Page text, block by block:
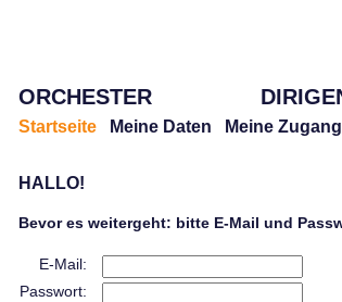
ORCHESTER
Startseite Meine Daten Meine
HALLO!
Bevor es weitergeht: bitte E-Mail und
E-Mail:
Passwort: